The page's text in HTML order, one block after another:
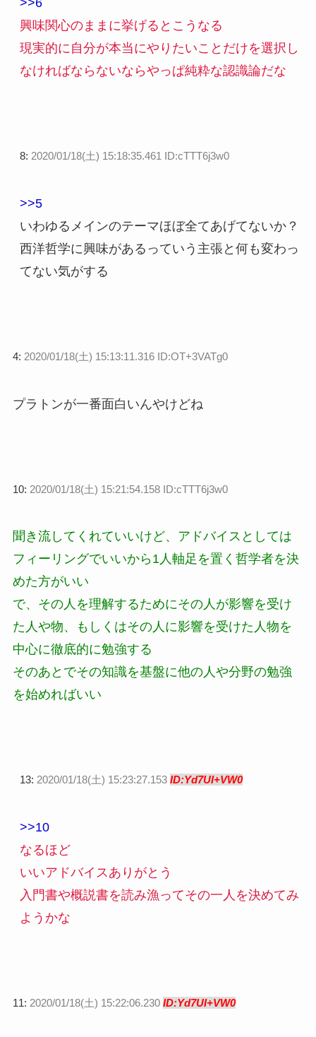
>>6
興味関心のままに挙げるとこうなる
現実的に自分が本当にやりたいことだけを選択し
なければならないならやっぱ純粋な認識論だな
8: 2020/01/18(土) 15:18:35.461 ID:cTTT6j3w0
>>5
いわゆるメインのテーマほぼ全てあげてないか？
西洋哲学に興味があるっていう主張と何も変わっ
てない気がする
4: 2020/01/18(土) 15:13:11.316 ID:OT+3VATg0
プラトンが一番面白いんやけどね
10: 2020/01/18(土) 15:21:54.158 ID:cTTT6j3w0
聞き流してくれていいけど、アドバイスとしては
フィーリングでいいから1人軸足を置く哲学者を決
めた方がいい
で、その人を理解するためにその人が影響を受け
た人や物、もしくはその人に影響を受けた人物を
中心に徹底的に勉強する
そのあとでその知識を基盤に他の人や分野の勉強
を始めればいい
13: 2020/01/18(土) 15:23:27.153 ID:Yd7UI+VW0
>>10
なるほど
いいアドバイスありがとう
入門書や概説書を読み漁ってその一人を決めてみ
ようかな
11: 2020/01/18(土) 15:22:06.230 ID:Yd7UI+VW0